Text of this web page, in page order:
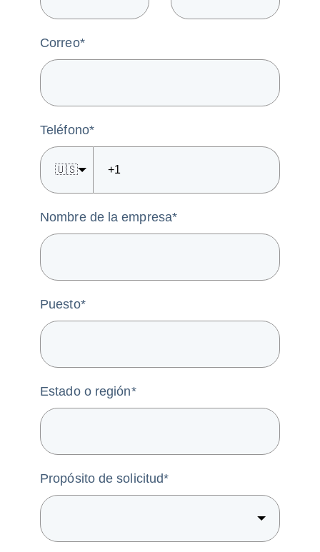
Correo*
Teléfono*
🇺🇸
Nombre de la empresa*
Puesto*
Estado o región*
Propósito de solicitud*